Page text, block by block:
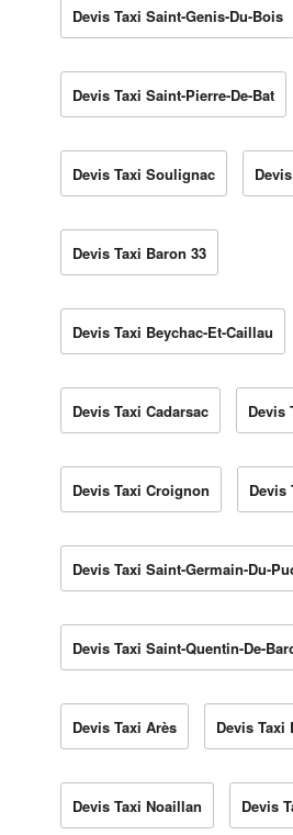
Devis Taxi Saint-Genis-Du-Bois
Devis Taxi Saint-Pierre-De-Bat
Devis Taxi Soulignac
Devis Taxi Baron 33
Devis Taxi Beychac-Et-Caillau
Devis Taxi Cadarsac Devis
Devis Taxi Croignon Devis
Devis Taxi Saint-Germain-Du-
Devis Taxi Saint-Quentin-De-
Devis Taxi Arès Devis Taxi
Devis Taxi Noaillan Devis